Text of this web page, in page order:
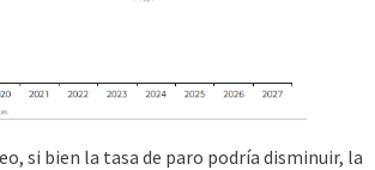
si bien la tasa de paro podría disminuir, la